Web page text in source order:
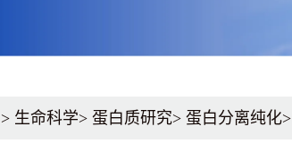
> 生命科学> 蛋白质研究> 蛋白分离纯化>